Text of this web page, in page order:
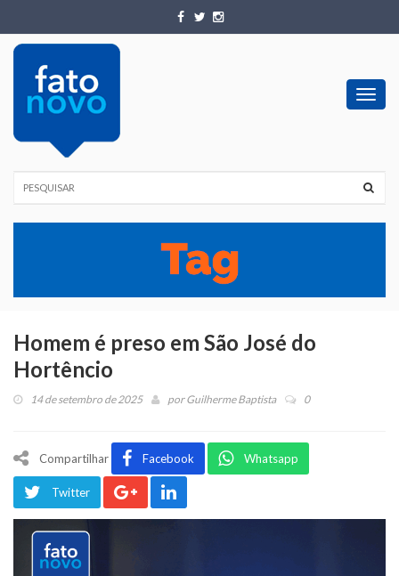
Homem é preso em São José do
Hortêncio
14 de setembro de 2025 porGuilherme Baptista 0
Compartilhar Facebook Whatsapp
Twitter